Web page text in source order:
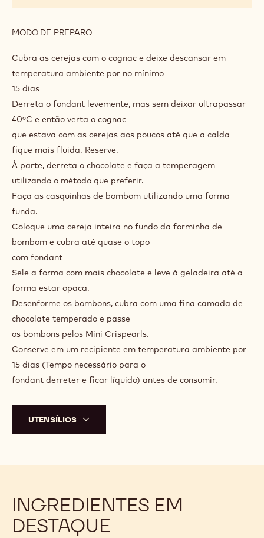
MODO DE PREPARO
Cubra as cerejas com o cognac e deixe descansar em
temperatura ambiente por no mínimo
15 dias
Derreta o fondant levemente, mas sem deixar ultrapassar
40ºC e então verta o cognac
que estava com as cerejas aos poucos até que a calda
fique mais fluida. Reserve.
À parte, derreta o chocolate e faça a temperagem
utilizando o método que preferir.
Faça as casquinhas de bombom utilizando uma forma
funda.
Coloque uma cereja inteira no fundo da forminha de
bombom e cubra até quase o topo
com fondant
Sele a forma com mais chocolate e leve à geladeira até a
forma estar opaca.
Desenforme os bombons, cubra com uma fina camada de
chocolate temperado e passe
os bombons pelos Mini Crispearls.
Conserve em um recipiente em temperatura ambiente por
15 dias (Tempo necessário para o
fondant derreter e ficar líquido) antes de consumir.
UTENSÍLIOS
INGREDIENTES EM
DESTAQUE